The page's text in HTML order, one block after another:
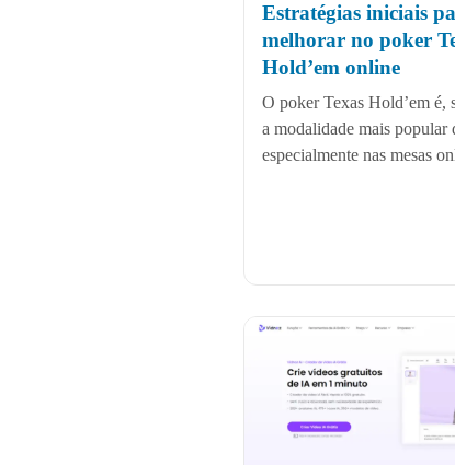
Estratégias iniciais
melhorar no poker
Hold’em online
O poker Texas Hold’em é,
a modalidade mais popular
especialmente nas mesas